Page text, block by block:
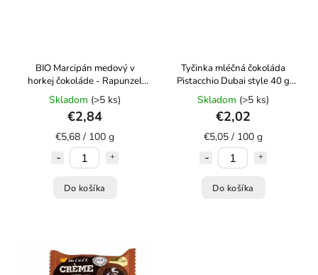
BIO Marcipán medový v
horkej čokoláde - Rapunzel
50g
Skladom (>5 ks)
€2,84
€5,68 / 100 g
Do košíka
Tyčinka mléčná čokoláda
Pistacchio Dubai style 40 g
BIO VIVANI
Skladom (>5 ks)
€2,02
€5,05 / 100 g
Do košíka